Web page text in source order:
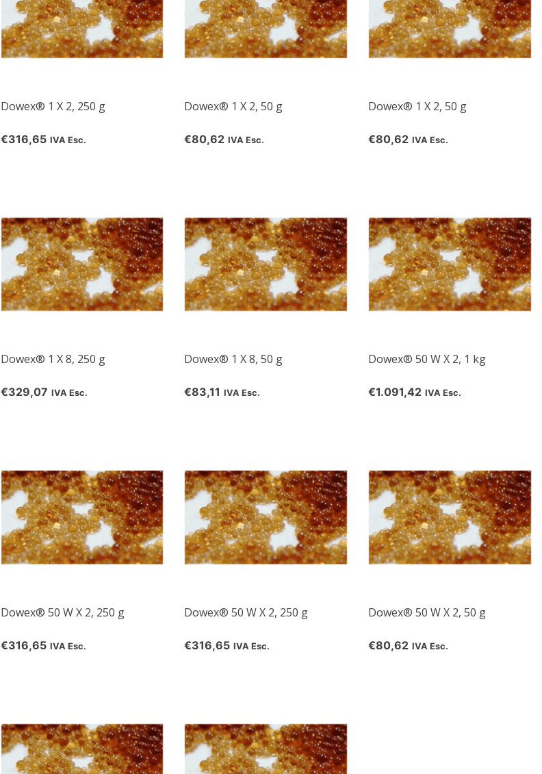
Dowex® 1 X 2, 250 g
€316,65 IVA Esc.
Dowex® 1 X 2, 50 g
€80,62 IVA Esc.
Dowex® 1 X 2, 50 g
€80,62 IVA Esc.
Dowex® 1 X 8, 250 g
€329,07 IVA Esc.
Dowex® 1 X 8, 50 g
€83,11 IVA Esc.
Dowex® 50 W X 2, 1 kg
€1.091,42 IVA Esc.
Dowex® 50 W X 2, 250 g
€316,65 IVA Esc.
Dowex® 50 W X 2, 250 g
€316,65 IVA Esc.
Dowex® 50 W X 2, 50 g
€80,62 IVA Esc.
Subscribe